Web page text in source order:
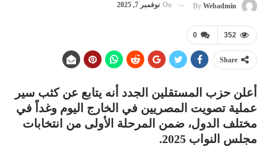
By Webadmin
On نوفمبر 7, 2025
0 352
Share
أعلن حزب المستقلين الجدد أنه يتابع عن كثب سير
عملية تصويت المصريين في الخارج اليوم وغداً في
مختلف الدول، ضمن المرحلة الأولى من انتخابات
مجلس النواب 2025.